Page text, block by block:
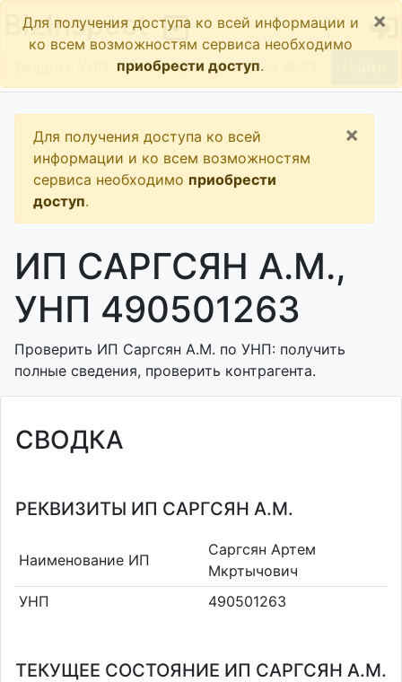
BizInspect
Для получения доступа ко всей информации и
ко всем возможностям сервиса необходимо
приобрести доступ.
×
Для получения доступа ко всей
информации и ко всем возможностям
сервиса необходимо приобрести
доступ.
×
ИП САРГСЯН А.М.,
УНП 490501263
Проверить ИП Саргсян А.М. по УНП: получить
полные сведения, проверить контрагента.
СВОДКА
РЕКВИЗИТЫ ИП САРГСЯН А.М.
Наименование ИП
Саргсян Артем
Мкртычович
УНП
490501263
ТЕКУЩЕЕ СОСТОЯНИЕ ИП САРГСЯН А.М.